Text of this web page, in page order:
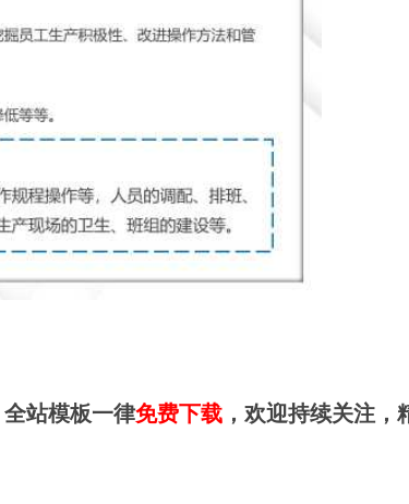
站模板一律免费下载 ，欢迎持续关注，